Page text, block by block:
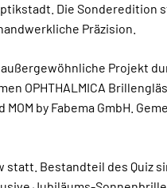
Die
Präzision.
Projekt
OPHTHALMICA
by Fabema GmbH.
Bestandteil des Quiz